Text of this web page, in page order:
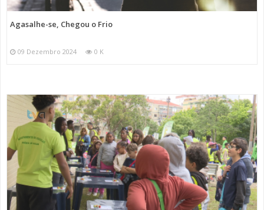
Agasalhe-se, Chegou o Frio
09 Dezembro 2024 0 K